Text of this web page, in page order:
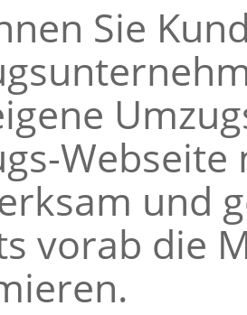
Sie
Webseite
und
vorab die